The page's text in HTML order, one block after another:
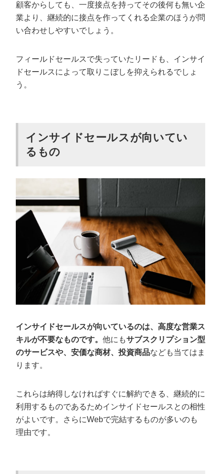
顧客からしても、一度接点を持ってその後何も無い企
業より、継続的に接点を作ってくれる企業のほうが問
い合わせしやすいでしょう。
フィールドセールスで失っていたリードも、インサイ
ドセールスによって取りこぼしを抑えられるでしょ
う。
インサイドセールスが向いてい
るもの
インサイドセールスが向いているのは、高度な営業ス
キルが不要なものです。 他にもサブスクリプション型
のサービスや、安価な商材、投資商品なども当てはま
ります。
これらは納得しなければすぐに解約できる、継続的に
利用するものであるためインサイドセールスとの相性
がよいです。さらにWebで完結するものが多いのも
理由です。